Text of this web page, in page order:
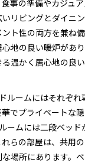
事の準備やカジュ
リビングとダイニ
ト性の両方を兼ね
地の良い暖炉があ
温かく居心地の良
ルームにはそれぞ
でプライベートな
ームには二段ベッ
らの部屋は、共用
場所にあります。